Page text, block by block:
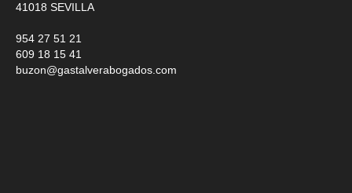
41018 SEVILLA
954 27 51 21
609 18 15 41
buzon@gastalverabogados.com